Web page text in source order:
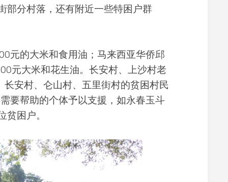
研
究
素
文
化
教
部分村落，还有附近一些特困户群
的大米和食用油；马来西亚华侨邱
元大米和花生油。长安村、上沙村老
安村、仑山村、五里街村的贫困村民
要帮助的个体予以支援，如永春玉斗
困户。